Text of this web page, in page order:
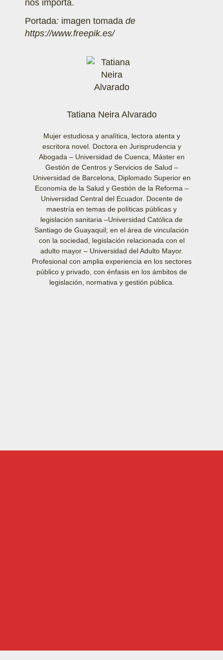
nos importa.
Portada: imagen tomada de
https://www.freepik.es/
Tatiana Neira Alvarado
Mujer estudiosa y analítica, lectora atenta y
escritora novel. Doctora en Jurisprudencia y
Abogada – Universidad de Cuenca, Máster en
Gestión de Centros y Servicios de Salud –
Universidad de Barcelona, Diplomado Superior en
Economía de la Salud y Gestión de la Reforma –
Universidad Central del Ecuador. Docente de
maestría en temas de políticas públicas y
legislación sanitaria –Universidad Católica de
Santiago de Guayaquil; en el área de vinculación
con la sociedad, legislación relacionada con el
adulto mayor – Universidad del Adulto Mayor.
Profesional con amplia experiencia en los sectores
público y privado, con énfasis en los ámbitos de
legislación, normativa y gestión pública.